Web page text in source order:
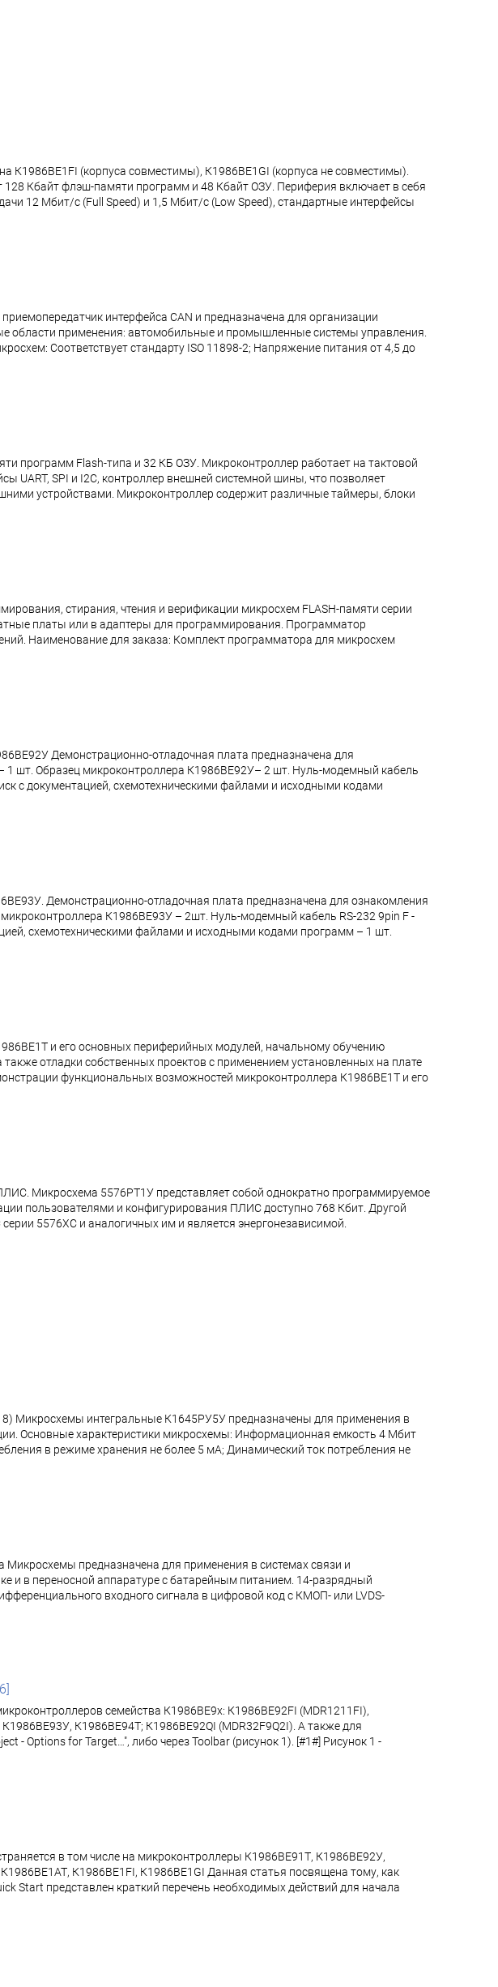
(корпуса совместимы), К1986ВЕ1GI (корпуса не совместимы).
128 Кбайт флэш-памяти программ и 48 Кбайт ОЗУ. Периферия включает в себя
12 Мбит/с (Full Speed) и 1,5 Мбит/с (Low Speed), стандартные интерфейсы
интерфейса CAN и предназначена для организации
области применения: автомобильные и промышленные системы управления.
Соответствует стандарту ISO 11898-2; Напряжение питания от 4,5 до
программ Flash-типа и 32 КБ ОЗУ. Микроконтроллер работает на тактовой
UART, SPI и I2C, контроллер внешней системной шины, что позволяет
устройствами. Микроконтроллер содержит различные таймеры, блоки
стирания, чтения и верификации микросхем FLASH-памяти серии
платы или в адаптеры для программирования. Программатор
Наименование для заказа: Комплект программатора для микросхем
Демонстрационно-отладочная плата предназначена для
1 шт. Образец микроконтроллера К1986ВЕ92У– 2 шт. Нуль-модемный кабель
с документацией, схемотехническими файлами и исходными кодами
Демонстрационно-отладочная плата предназначена для ознакомления
К1986ВЕ93У – 2шт. Нуль-модемный кабель RS-232 9pin F -
схемотехническими файлами и исходными кодами программ – 1 шт.
и его основных периферийных модулей, начальному обучению
отладки собственных проектов с применением установленных на плате
функциональных возможностей микроконтроллера К1986ВЕ1Т и его
Микросхема 5576РТ1У представляет собой однократно программируемое
пользователями и конфигурирования ПЛИС доступно 768 Кбит. Другой
5576ХС и аналогичных им и является энергонезависимой.
Микросхемы интегральные К1645РУ5У предназначены для применения в
Основные характеристики микросхемы: Информационная емкость 4 Мбит
в режиме хранения не более 5 мА; Динамический ток потребления не
предназначена для применения в системах связи и
и в переносной аппаратуре с батарейным питанием. 14-разрядный
входного сигнала в цифровой код с КМОП- или LVDS-
семейства К1986ВЕ9x: К1986ВЕ92FI (MDR1211FI),
К1986ВЕ94Т; К1986ВЕ92QI (MDR32F9Q2I). А также для
- Options for Target…", либо через Toolbar (рисунок 1). [#1#] Рисунок 1 -
в том числе на микроконтроллеры К1986ВЕ91Т, К1986ВЕ92У,
К1986ВЕ1FI, К1986ВЕ1GI Данная статья посвящена тому, как
Start представлен краткий перечень необходимых действий для начала